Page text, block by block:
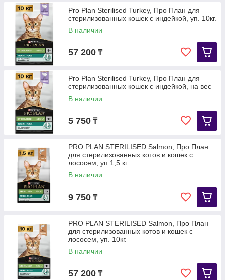
Pro Plan Sterilised Turkey, Про План для
стерилизованных кошек с индейкой, уп. 10кг.
В наличии
57 200 ₸
Pro Plan Sterilised Turkey, Про План для
стерилизованных кошек с индейкой, на вес
В наличии
5 750 ₸
PRO PLAN STERILISED Salmon, Про План
для стерилизованных котов и кошек с
лососем, уп 1,5 кг.
В наличии
9 750 ₸
PRO PLAN STERILISED Salmon, Про План
для стерилизованных котов и кошек с
лососем, уп. 10кг.
В наличии
57 200 ₸